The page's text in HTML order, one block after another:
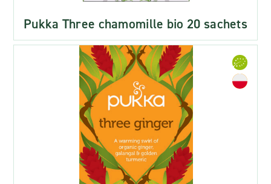
Pukka Three chamomille bio 20 sachets